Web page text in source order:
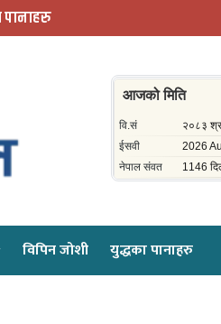
पानाहरु
विपिन जोशी युद्धका पानाहरु